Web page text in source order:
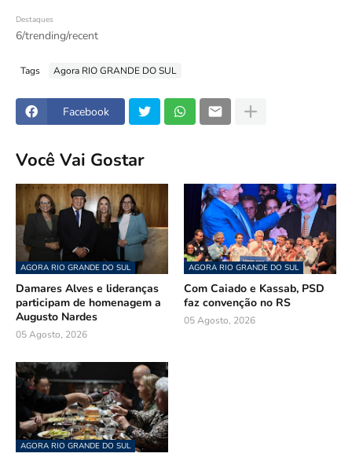
Destaques
6/trending/recent
Tags Agora RIO GRANDE DO SUL
Facebook
Você Vai Gostar
AGORA RIO GRANDE DO SUL
Damares Alves e lideranças
participam de homenagem a
Augusto Nardes
05 Agosto, 2026
AGORA RIO GRANDE DO SUL
Com Caiado e Kassab, PSD
faz convenção no RS
05 Agosto, 2026
AGORA RIO GRANDE DO SUL